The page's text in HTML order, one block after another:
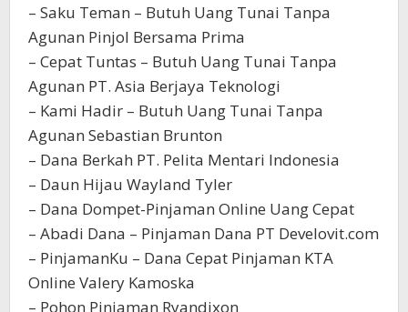
– Saku Teman – Butuh Uang Tunai Tanpa
Agunan Pinjol Bersama Prima
– Cepat Tuntas – Butuh Uang Tunai Tanpa
Agunan PT. Asia Berjaya Teknologi
– Kami Hadir – Butuh Uang Tunai Tanpa
Agunan Sebastian Brunton
– Dana Berkah PT. Pelita Mentari Indonesia
– Daun Hijau Wayland Tyler
– Dana Dompet-Pinjaman Online Uang Cepat
– Abadi Dana – Pinjaman Dana PT Develovit.com
– PinjamanKu – Dana Cepat Pinjaman KTA
Online Valery Kamoska
– Pohon Pinjaman Ryandixon